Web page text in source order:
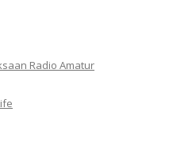
Radio Amatur